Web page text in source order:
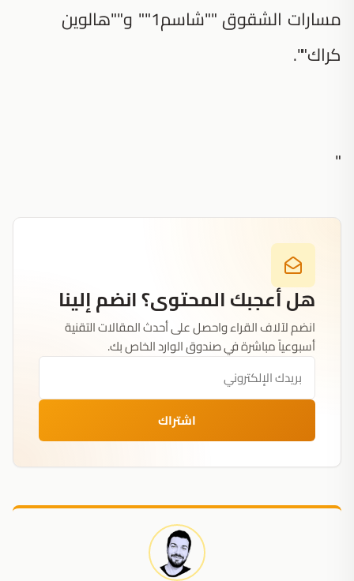
مسارات الشقوق ""شاسم1"" و""هالوين
كراك"".
"
هل أعجبك المحتوى؟ انضم إلينا
انضم لآلاف القراء واحصل على أحدث المقالات التقنية
أسبوعياً مباشرة في صندوق الوارد الخاص بك.
اشتراك